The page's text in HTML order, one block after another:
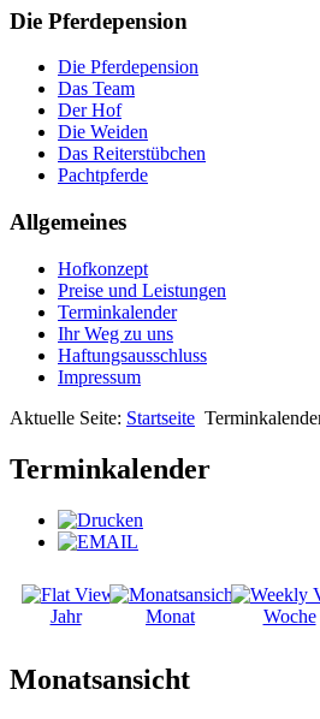
Die Pferdepension
Die Pferdepension
Das Team
Der Hof
Die Weiden
Das Reiterstübchen
Pachtpferde
Allgemeines
Hofkonzept
Preise und Leistungen
Terminkalender
Ihr Weg zu uns
Haftungsausschluss
Impressum
Aktuelle Seite: Startseite
Terminkalender
Jahr Monat Woche
Monatsansicht